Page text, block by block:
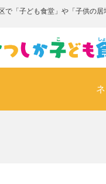
で「子ども食堂」や「子供の